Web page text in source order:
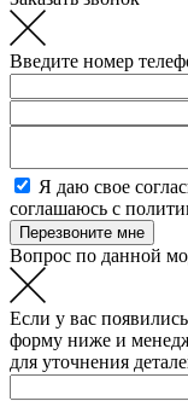
Введите номер
Я даю свое
соглашаюсь с
Вопрос по данной
Если у вас
форму ниже и
для уточнения